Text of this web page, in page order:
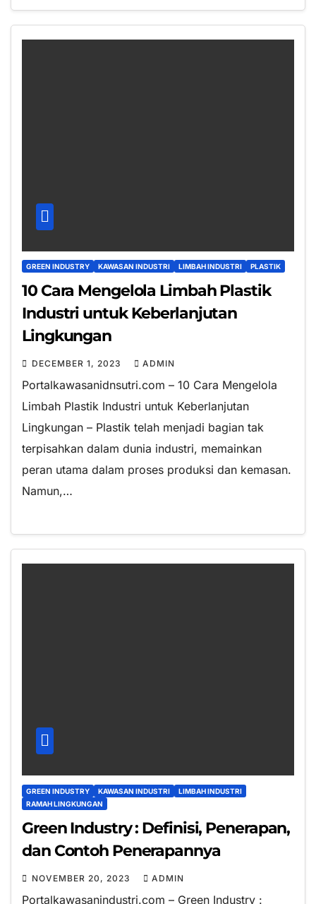
GREEN INDUSTRY KAWASAN INDUSTRI LIMBAH INDUSTRI PLASTIK
10 Cara Mengelola Limbah Plastik
Industri untuk Keberlanjutan
Lingkungan
DECEMBER 1, 2023 ADMIN
Portalkawasanidnsutri.com – 10 Cara Mengelola
Limbah Plastik Industri untuk Keberlanjutan
Lingkungan – Plastik telah menjadi bagian tak
terpisahkan dalam dunia industri, memainkan
peran utama dalam proses produksi dan kemasan.
Namun,…
GREEN INDUSTRY KAWASAN INDUSTRI
LIMBAH INDUSTRI
RAMAH LINGKUNGAN
Green Industry : Definisi, Penerapan,
dan Contoh Penerapannya
NOVEMBER 20, 2023 ADMIN
Portalkawasanindustri.com – Green Industry :